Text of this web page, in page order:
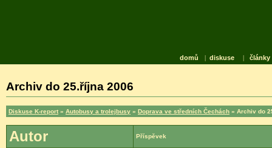
domů | diskuse | články
Archiv do 25.října 2006
Diskuse K-report » Autobusy a trolejbusy » Doprava ve středních Čechách » Archiv do
Autor Příspěvek